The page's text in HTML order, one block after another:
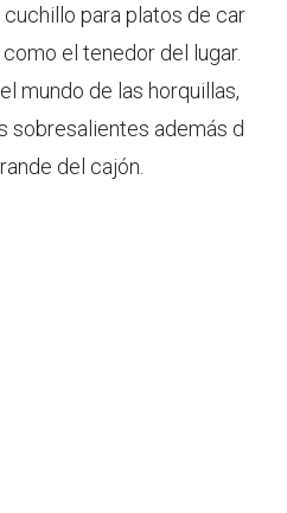
para platos de car
el tenedor del lugar.
mundo de las horquillas,
sobresalientes además d
del cajón.